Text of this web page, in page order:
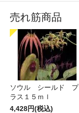
売れ筋商品
ソウル シールド プ
ラス１５ｍｌ
4,428円(税込)